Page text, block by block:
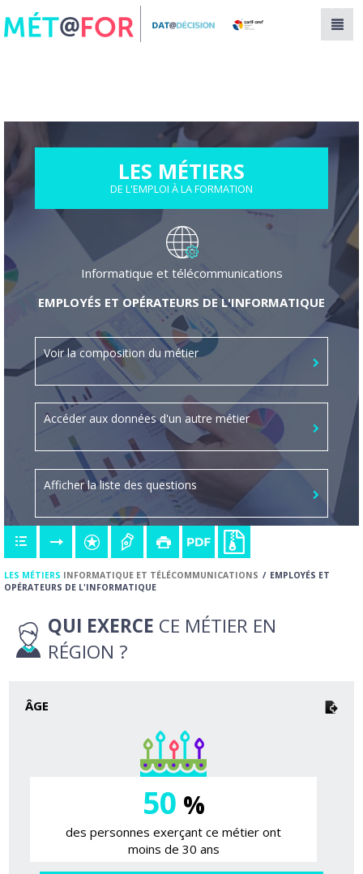
Panneau de gestion des cookies
LES MÉTIERS
DE L'EMPLOI À LA FORMATION
Informatique et télécommunications
EMPLOYÉS ET OPÉRATEURS DE L'INFORMATIQUE
Voir la composition du métier
Accéder aux données d'un autre métier
Afficher la liste des questions
LES MÉTIERS INFORMATIQUE ET TÉLÉCOMMUNICATIONS
EMPLOYÉS ET
OPÉRATEURS DE L'INFORMATIQUE
QUI EXERCE CE MÉTIER EN
RÉGION ?
ÂGE
50 %
des personnes exerçant ce métier ont
moins de 30 ans